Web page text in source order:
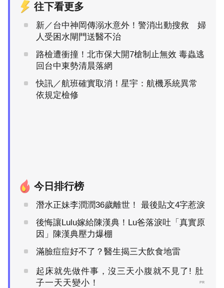
往下看更多
新／台中神岡傳溺水意外！警消出動搜救 婦
人受困水閘門送醫不治
路檢遭衝撞！北市保大開7槍制止無效 毒蟲逃
回台中東勢清晨落網
快訊／航班確實取消！星宇：航機系統異常
依規定檢修
今日排行榜
潛水正妹李潤潤36歲離世！ 最後貼文4字惹淚
後悔讓Lulu嫁給陳漢典！Lu爸落淚吐「真實原
因」陳漢典壓力爆棚
滿臉痘痘好不了？醫生揭三大飲食地雷
起床就先做件事，沒三天小腹就不見了! 肚
子一天天變小！
PR